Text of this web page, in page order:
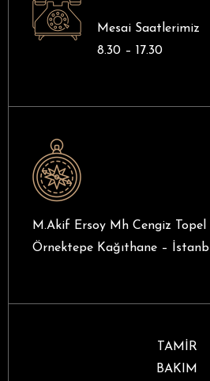
Mesai Saatlerimiz
8.30 – 17.30
M.Akif Ersoy Mh Cengiz Topel
Örnektepe Kağıthane –
TAMİR
BAKIM